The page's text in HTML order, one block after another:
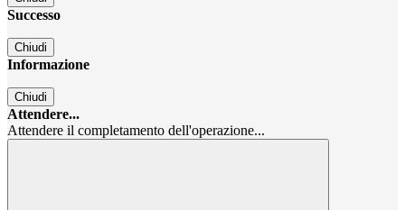
Successo
Chiudi
Informazione
Chiudi
Attendere...
Attendere il completamento dell'operazione...